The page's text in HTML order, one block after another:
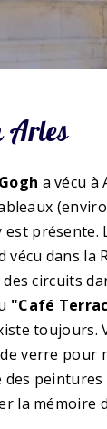
Arles
a vécu à
est
vécu dans la
circuits
"Café
toujours.
verre
la mémoire